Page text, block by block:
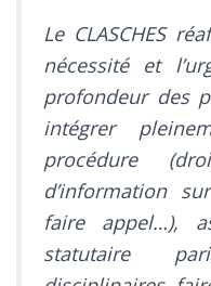
Le CLASCHES
nécessité et
profondeur des
intégrer
procédure
d’information
faire appel…),
statutaire